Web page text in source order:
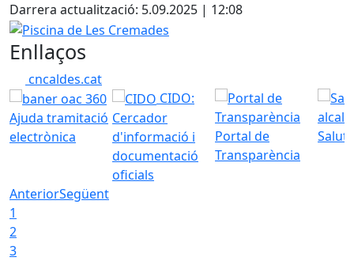
Darrera actualització: 5.09.2025 | 12:08
Piscina de Les Cremades
Enllaços
cncaldes.cat
Ajuda tramitació
electrònica
CIDO:
Cercador
d'informació i
documentació
oficials
Portal de
Transparència
AnteriorSegüent
1
2
3